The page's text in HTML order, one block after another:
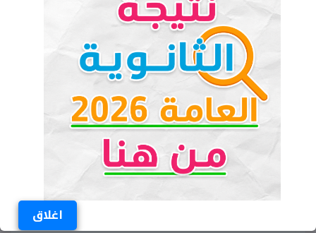
اغلاق
الكلمات المفتاحية
من هو رجل الأعمال أحمد الحداد
من هو زوج هاجر احمد هاجر أحمد
رجل الأعمال أحمد الحداد
رجل الاعمال احمد الحداد ويكيبيديا